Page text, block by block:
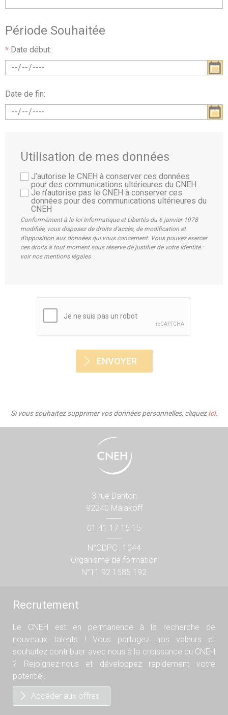
Période Souhaitée
* Date début:
Date de fin:
Utilisation de mes données
J’autorise le CNEH à conserver ces données
pour des communications ultérieures du CNEH
Je n’autorise pas le CNEH à conserver ces
données pour des communications ultérieures du
CNEH
Conformément à la loi Informatique et Libertés du 6 janvier 1978
modifiée, vous disposez de droits d’accès, de modification et
d’opposition aux données qui vous concernent. Vous pouvez exercer
ces droits à tout moment sous réserve de justifier de votre identité :
voir nos mentions légales
Si vous souhaitez supprimer vos données personnelles, cliquezici.
3 rue Danton
92240 Malakoff
01 41 17 15 15
N°ODPC : 1044
Organisme de formation
N°11 92 1585 192
Recrutement
Le CNEH est en permanence à la recherche de
nouveaux talents ! Vous partagez nos valeurs et
souhaitez contribuer avec nous à la croissance du CNEH
? Rejoignez-nous et développez rapidement votre
potentiel.
Accéder aux offres